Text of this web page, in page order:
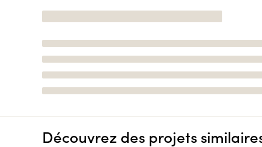
Découvrez des projets